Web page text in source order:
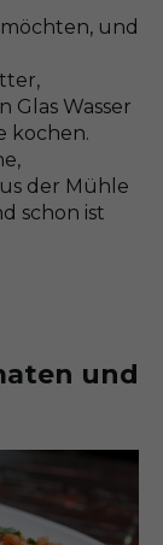
möchten, und
Wasser
kochen.
der Mühle
schon ist
und